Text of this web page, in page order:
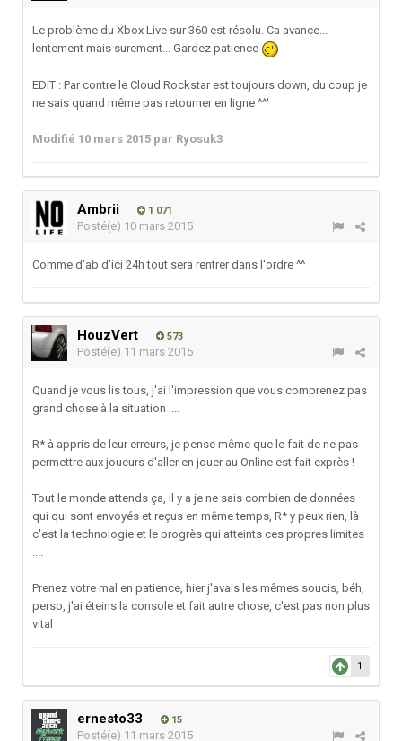
Le problème du Xbox Live sur 360 est résolu. Ca avance...
lentement mais surement... Gardez patience
EDIT : Par contre le Cloud Rockstar est toujours down, du coup je
ne sais quand même pas retourner en ligne ^^'
Modifié 10 mars 2015 par Ryosuk3
Ambrii 1 071
Posté(e) 10 mars 2015
Comme d'ab d'ici 24h tout sera rentrer dans l'ordre ^^
HouzVert 573
Posté(e) 11 mars 2015
Quand je vous lis tous, j'ai l'impression que vous comprenez pas
grand chose à la situation ....
R* à appris de leur erreurs, je pense même que le fait de ne pas
permettre aux joueurs d'aller en jouer au Online est fait exprès !
Tout le monde attends ça, il y a je ne sais combien de données
qui qui sont envoyés et reçus en même temps, R* y peux rien, là
c'est la technologie et le progrès qui atteints ces propres limites
....
Prenez votre mal en patience, hier j'avais les mêmes soucis, béh,
perso, j'ai éteins la console et fait autre chose, c'est pas non plus
vital
1
ernesto33 15
Posté(e) 11 mars 2015